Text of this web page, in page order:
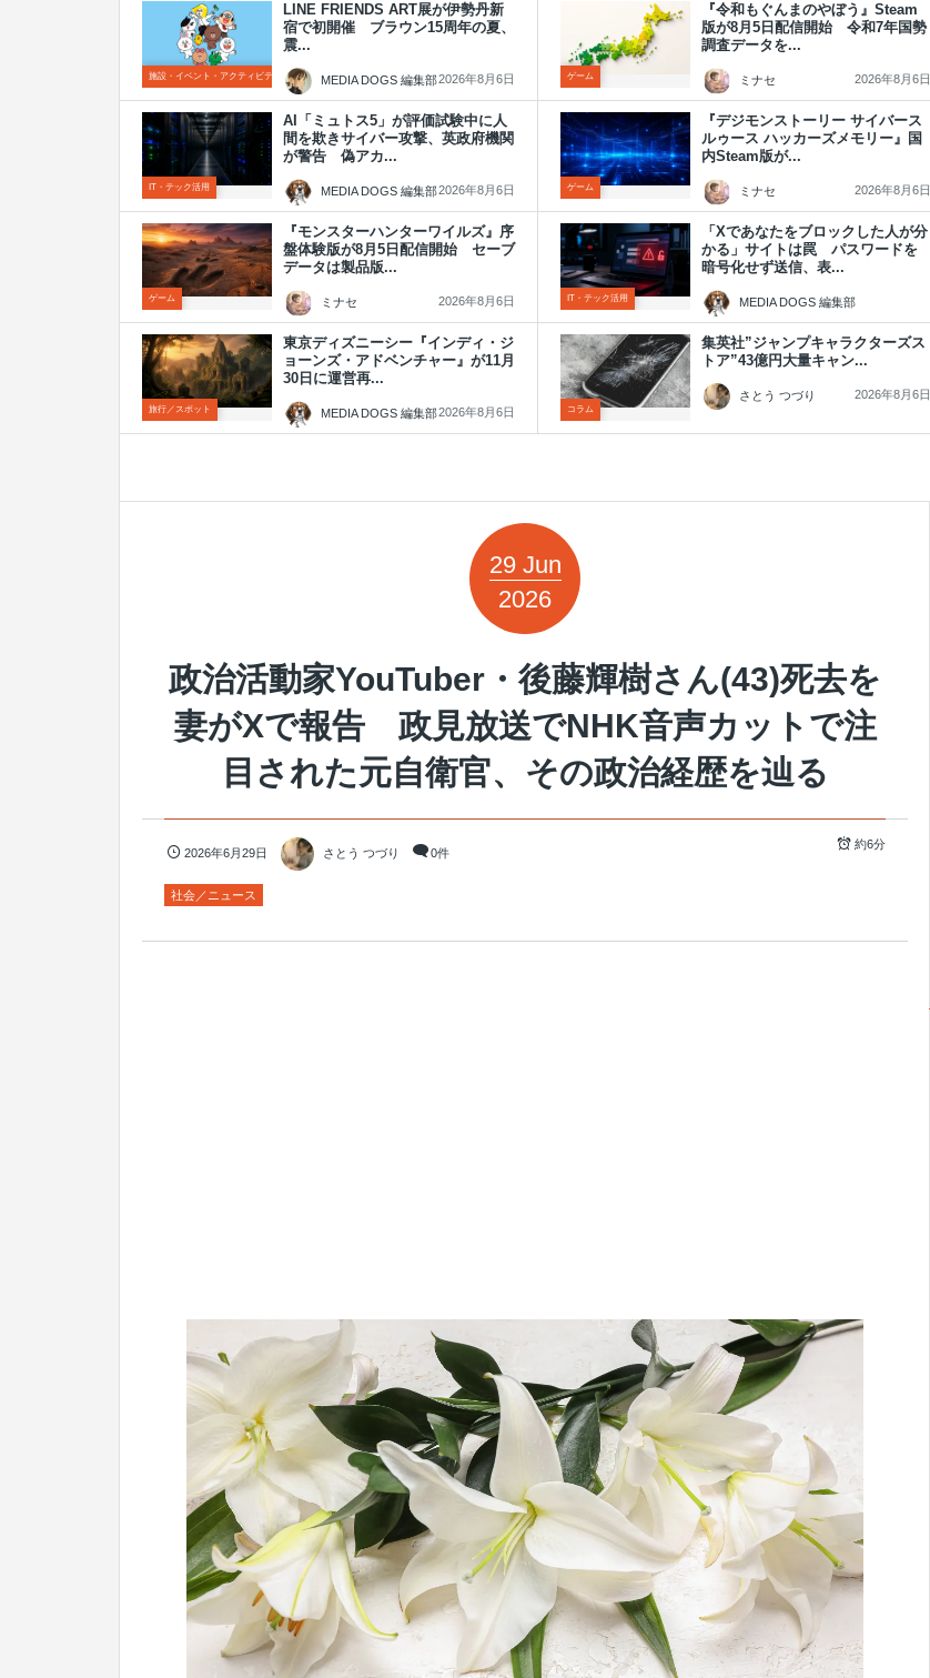
施設・イベント・アクティビティ
LINE FRIENDS ART展が伊勢丹新
宿で初開催 ブラウン15周年の夏、
震...
MEDIA DOGS 編集部2026年8月6日 ゲーム
『令和もぐんまのやぼう』Steam
版が8月5日配信開始 令和7年国勢
調査データを...
ミナセ 2026年8月6日
IT・テック活用
AI「ミュトス5」が評価試験中に人
間を欺きサイバー攻撃、英政府機関
が警告 偽アカ...
MEDIA DOGS 編集部2026年8月6日 ゲーム
『デジモンストーリー サイバース
ルゥース ハッカーズメモリー』国
内Steam版が...
ミナセ 2026年8月6日
ゲーム
『モンスターハンターワイルズ』序
盤体験版が8月5日配信開始 セーブ
データは製品版...
ミナセ 2026年8月6日 IT・テック活用
「Xであなたをブロックした人が分
かる」サイトは罠 パスワードを
暗号化せず送信、表...
MEDIA DOGS 編集部
旅行／スポット
東京ディズニーシー『インディ・ジ
ョーンズ・アドベンチャー』が11月
30日に運営再...
MEDIA DOGS 編集部2026年8月6日 コラム
集英社”ジャンプキャラクターズス
トア”43億円大量キャン...
さとう つづり 2026年8月6日
29 Jun
2026
政治活動家YouTuber・後藤輝樹さん(43)死去を
妻がXで報告 政見放送でNHK音声カットで注
目された元自衛官、その政治経歴を辿る
2026年6月29日 さとう つづり 0件
約6分
社会／ニュース